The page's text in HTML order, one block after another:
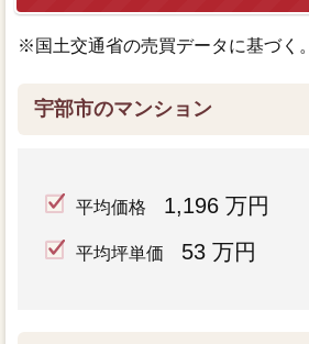
※国土交通省の売買データに基づく。
宇部市のマンション
平均価格 1,196 万円
平均坪単価 53 万円